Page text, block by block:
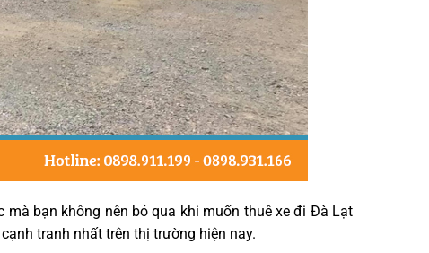
bạn không nên bỏ qua khi muốn thuê xe đi Đà Lạt
tranh nhất trên thị trường hiện nay.